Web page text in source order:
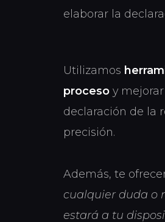
elaborar la
Utilizamos
proceso y
declaración de la
precisión.
Además, te
cualquier duda o
estará a tu